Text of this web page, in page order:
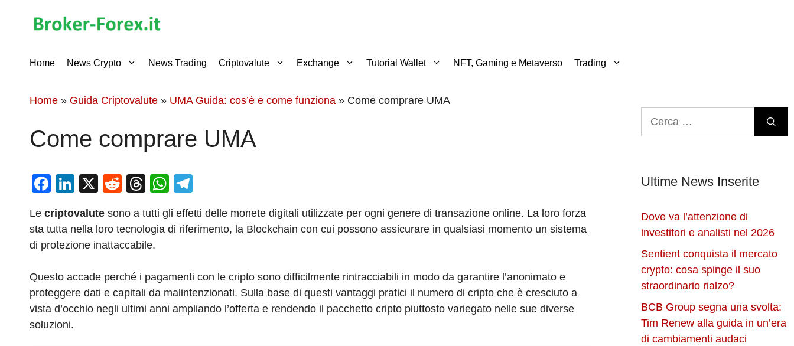
Home News Crypto News Trading Criptovalute Exchange Tutorial Wallet NFT, Gaming e Metaverso Trading
Home » Guida Criptovalute » UMA Guida: cos’è e come funziona » Come comprare UMA
Come comprare UMA
F
c
e
o
o
k
Li
k
e
n
X
R
d
di
T
e
a
s
W
at
p
p
e
m
Le criptovalute sono a tutti gli effetti delle monete digitali utilizzate per ogni genere di transazione online. La loro forza
sta tutta nella loro tecnologia di riferimento, la Blockchain con cui possono assicurare in qualsiasi momento un sistema
di protezione inattaccabile.
Questo accade perché i pagamenti con le cripto sono difficilmente rintracciabili in modo da garantire l’anonimato e
proteggere dati e capitali da malintenzionati. Sulla base di questi vantaggi pratici il numero di cripto che è cresciuto a
vista d’occhio negli ultimi anni ampliando l’offerta e rendendo il pacchetto cripto piuttosto variegato nelle sue diverse
soluzioni.
Ultime News Inserite
Dove va l’attenzione di
investitori e analisti nel 2026
Sentient conquista il mercato
crypto: cosa spinge il suo
straordinario rialzo?
BCB Group segna una svolta:
Tim Renew alla guida in un’era
di cambiamenti audaci